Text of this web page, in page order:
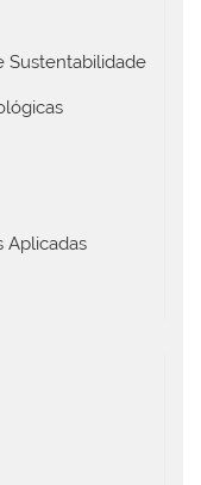
Sustentabilidade
Aplicadas